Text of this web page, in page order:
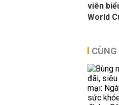
viên
World